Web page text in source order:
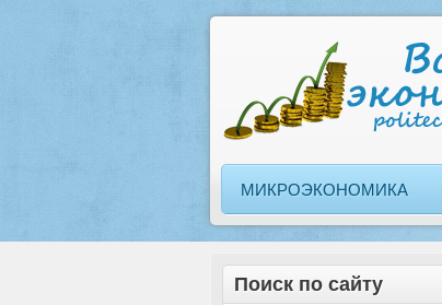
МИКРОЭКОНОМИКА
Поиск по сайту